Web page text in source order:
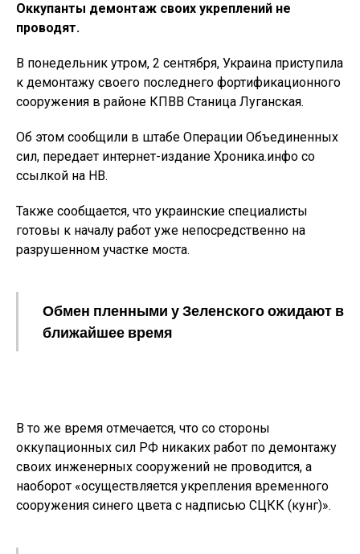
Оккупанты демонтаж своих укреплений не
проводят.
В понедельник утром, 2 сентября, Украина приступила
к демонтажу своего последнего фортификационного
сооружения в районе КПВВ Станица Луганская.
Об этом сообщили в штабе Операции Объединенных
сил, передает интернет-издание Хроника.инфо со
ссылкой на НВ.
Также сообщается, что украинские специалисты
готовы к началу работ уже непосредственно на
разрушенном участке моста.
Обмен пленными у Зеленского ожидают в
ближайшее время
В то же время отмечается, что со стороны
оккупационных сил РФ никаких работ по демонтажу
своих инженерных сооружений не проводится, а
наоборот «осуществляется укрепления временного
сооружения синего цвета с надписью СЦКК (кунг)».